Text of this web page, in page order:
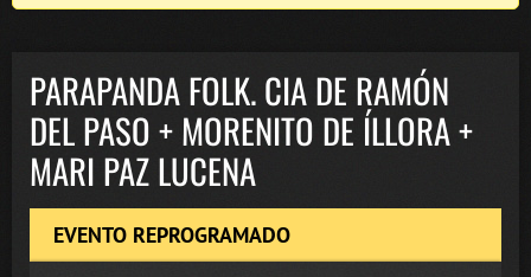
PARAPANDA FOLK. CIA DE RAMÓN
DEL PASO + MORENITO DE ÍLLORA +
MARI PAZ LUCENA
EVENTO REPROGRAMADO